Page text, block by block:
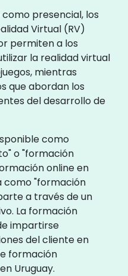
presencial, los
Virtual (RV)
permiten a los
la realidad virtual
mientras
que abordan los
del desarrollo de
como
o "formación
online en
"formación
a través de un
La formación
impartirse
del cliente en
formación
Uruguay.